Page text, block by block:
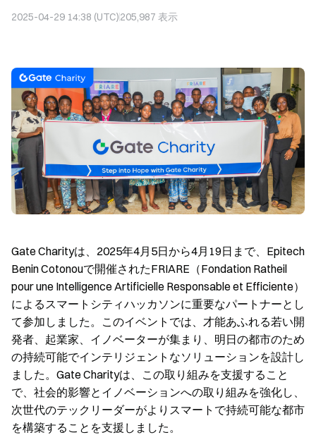
2025-04-29 14:38 (UTC)205,987 表示
Gate Charityは、2025年4月5日から4月19日まで、Epitech
Benin Cotonouで開催されたFRIARE（Fondation Ratheil
pour une Intelligence Artificielle Responsable et Efficiente）
によるスマートシティハッカソンに重要なパートナーとし
て参加しました。このイベントでは、才能あふれる若い開
発者、起業家、イノベーターが集まり、明日の都市のため
の持続可能でインテリジェントなソリューションを設計し
ました。Gate Charityは、この取り組みを支援すること
で、社会的影響とイノベーションへの取り組みを強化し、
次世代のテックリーダーがよりスマートで持続可能な都市
を構築することを支援しました。